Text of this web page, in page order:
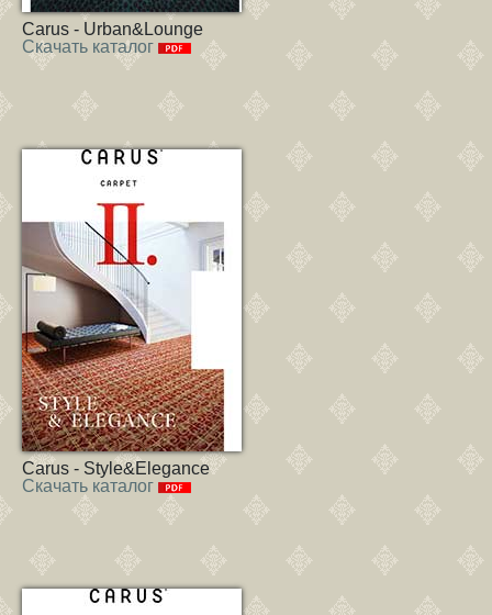
Carus - Urban&Lounge
Скачать каталог
Carus - Style&Elegance
Скачать каталог